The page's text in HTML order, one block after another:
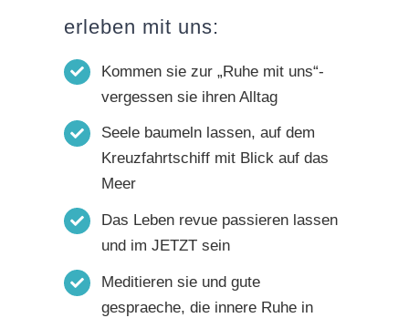
erleben mit uns:
Kommen sie zur „Ruhe mit uns“-
vergessen sie ihren Alltag
Seele baumeln lassen, auf dem
Kreuzfahrtschiff mit Blick auf das
Meer
Das Leben revue passieren lassen
und im JETZT sein
Meditieren sie und gute
gespraeche, die innere Ruhe in